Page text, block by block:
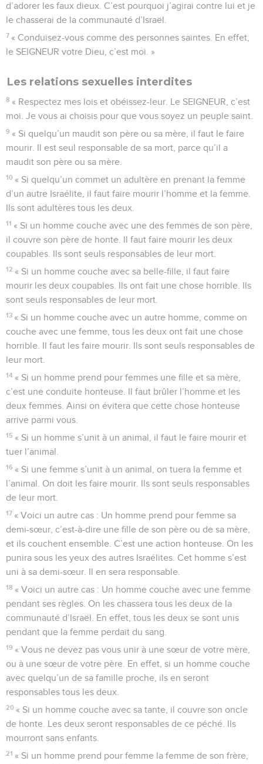
d’adorer les faux dieux. C’est pourquoi j’agirai contre lui et je
le chasserai de la communauté d’Israël.
7 « Conduisez-vous comme des personnes saintes. En effet,
le SEIGNEUR votre Dieu, c’est moi. »
Les relations sexuelles interdites
8 « Respectez mes lois et obéissez-leur. Le SEIGNEUR, c’est
moi. Je vous ai choisis pour que vous soyez un peuple saint.
9 « Si quelqu’un maudit son père ou sa mère, il faut le faire
mourir. Il est seul responsable de sa mort, parce qu’il a
maudit son père ou sa mère.
10 « Si quelqu’un commet un adultère en prenant la femme
d’un autre Israélite, il faut faire mourir l’homme et la femme.
Ils sont adultères tous les deux.
11 « Si un homme couche avec une des femmes de son père,
il couvre son père de honte. Il faut faire mourir les deux
coupables. Ils sont seuls responsables de leur mort.
12 « Si un homme couche avec sa belle-fille, il faut faire
mourir les deux coupables. Ils ont fait une chose horrible. Ils
sont seuls responsables de leur mort.
13 « Si un homme couche avec un autre homme, comme on
couche avec une femme, tous les deux ont fait une chose
horrible. Il faut les faire mourir. Ils sont seuls responsables de
leur mort.
14 « Si un homme prend pour femmes une fille et sa mère,
c’est une conduite honteuse. Il faut brûler l’homme et les
deux femmes. Ainsi on évitera que cette chose honteuse
arrive parmi vous.
15 « Si un homme s’unit à un animal, il faut le faire mourir et
tuer l’animal.
16 « Si une femme s’unit à un animal, on tuera la femme et
l’animal. On doit les faire mourir. Ils sont seuls responsables
de leur mort.
17 « Voici un autre cas : Un homme prend pour femme sa
demi-sœur, c’est-à-dire une fille de son père ou de sa mère,
et ils couchent ensemble. C’est une action honteuse. On les
punira sous les yeux des autres Israélites. Cet homme s’est
uni à sa demi-sœur. Il en sera responsable.
18 « Voici un autre cas : Un homme couche avec une femme
pendant ses règles. On les chassera tous les deux de la
communauté d’Israël. En effet, tous les deux se sont unis
pendant que la femme perdait du sang.
19 « Vous ne devez pas vous unir à une sœur de votre mère,
ou à une sœur de votre père. En effet, si un homme couche
avec quelqu’un de sa famille proche, ils en seront
responsables tous les deux.
20 « Si un homme couche avec sa tante, il couvre son oncle
de honte. Les deux seront responsables de ce péché. Ils
mourront sans enfants.
21 « Si un homme prend pour femme la femme de son frère,